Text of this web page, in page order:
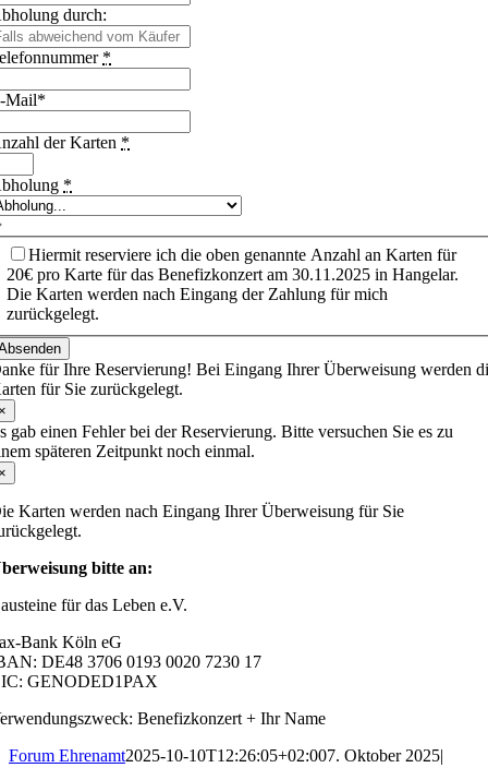
durch:
*
Mail*
der Karten *
*
Hiermit reserviere ich die oben genannte Anzahl an Karten für
20€ pro Karte für das Benefizkonzert am 30.11.2025 in Hangelar.
Die Karten werden nach Eingang der Zahlung für mich
zurückgelegt.
für Ihre Reservierung! Bei Eingang Ihrer Überweisung werden
für Sie zurückgelegt.
gab einen Fehler bei der Reservierung. Bitte versuchen Sie es zu
späteren Zeitpunkt noch einmal.
Karten werden nach Eingang Ihrer Überweisung für Sie
bitte an:
für das Leben e.V.
Bank Köln eG
DE48 3706 0193 0020 7230 17
GENODED1PAX
Benefizkonzert + Ihr Name
Forum Ehrenamt2025-10-10T12:26:05+02:007. Oktober 2025|